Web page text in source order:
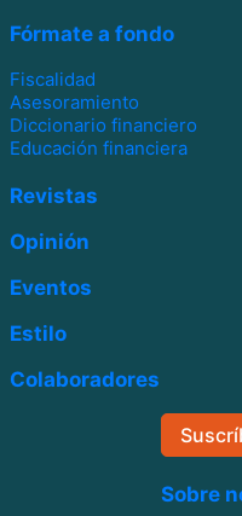
Fórmate a fondo
Fiscalidad
Asesoramiento
Diccionario financiero
Educación financiera
Revistas
Opinión
Eventos
Estilo
Colaboradores
Sobre